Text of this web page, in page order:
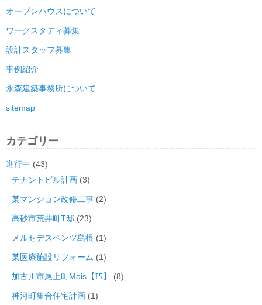
オープンハウスについて
ワークスタディ募集
設計スタッフ募集
事例紹介
永森建築事務所について
sitemap
カテゴリー
進行中 (43)
テナントビル計画 (3)
某マンション改修工事 (2)
高砂市荒井町T邸 (23)
メルセデスベンツ島根 (1)
某医療施設リフォーム (1)
加古川市尾上町Mois【ﾓﾜ】 (8)
神河町集合住宅計画 (1)